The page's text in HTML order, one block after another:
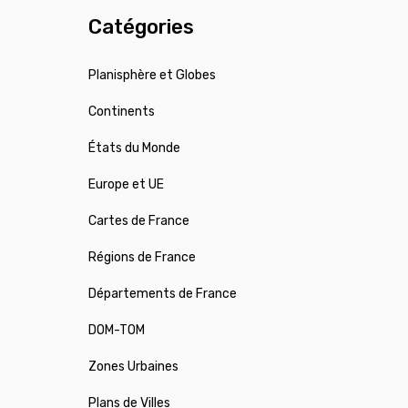
Catégories
Planisphère et Globes
Continents
États du Monde
Europe et UE
Cartes de France
Régions de France
Départements de France
DOM-TOM
Zones Urbaines
Plans de Villes